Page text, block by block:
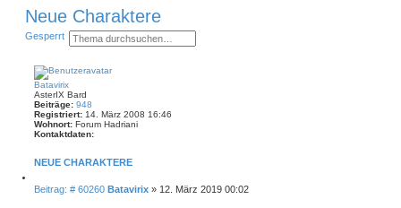
Neue Charaktere
Gesperrt S
u
h
E
r
e
t
e
r
t
e
c
e
Batavirix
AsterIX Bard
Beiträge: 948
Registriert: 14. März 2008 16:46
Wohnort: Forum Hadriani
Kontaktdaten:
n
k
NEUE CHARAKTERE
Beitrag: # 60260BBatavirix » 12. März 2019 00:02